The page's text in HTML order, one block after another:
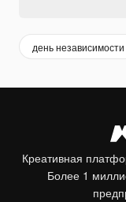
день независимости
Креативная
Более 1